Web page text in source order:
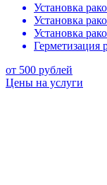
Установка
Установка
Установка
Герметизация
от 500 рублей
Цены на услуги